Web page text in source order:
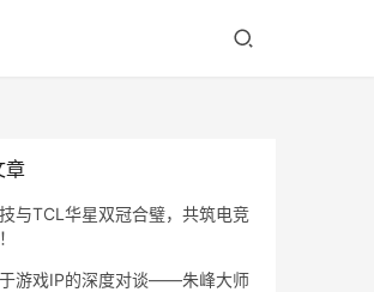
章
与TCL华星双冠合璧，共筑电竞
游戏IP的深度对谈——朱峰大师